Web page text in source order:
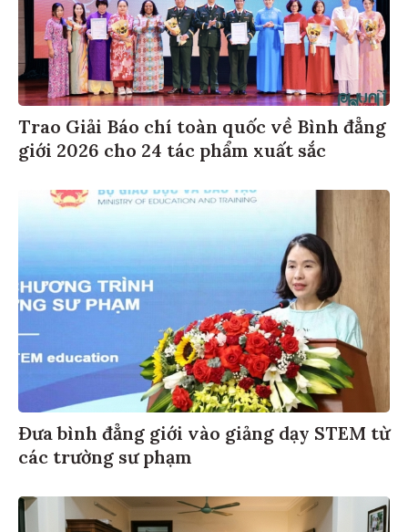
Trao Giải Báo chí toàn quốc về Bình đẳng
giới 2026 cho 24 tác phẩm xuất sắc
Đưa bình đẳng giới vào giảng dạy STEM từ
các trường sư phạm